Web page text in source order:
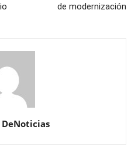
de modernización